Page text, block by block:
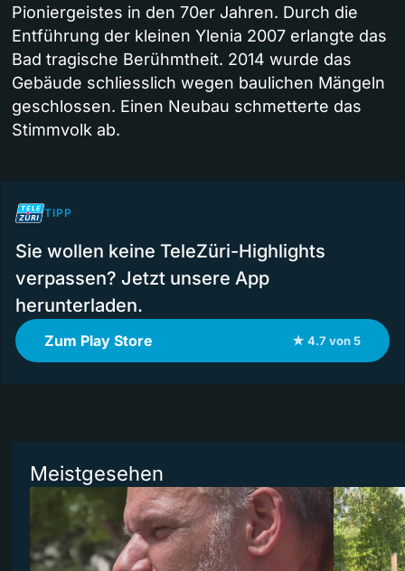
Pioniergeistes in den 70er Jahren. Durch die
Entführung der kleinen Ylenia 2007 erlangte das
Bad tragische Berühmtheit. 2014 wurde das
Gebäude schliesslich wegen baulichen Mängeln
geschlossen. Einen Neubau schmetterte das
Stimmvolk ab.
TIPP
Sie wollen keine TeleZüri-Highlights
verpassen? Jetzt unsere App
herunterladen.
Zum Play Store ★ 4.7 von 5
Meistgesehen